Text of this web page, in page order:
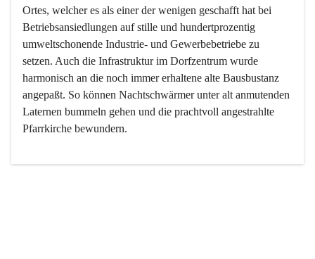
Ortes, welcher es als einer der wenigen geschafft hat bei
Betriebsansiedlungen auf stille und hundertprozentig
umweltschonende Industrie- und Gewerbebetriebe zu
setzen. Auch die Infrastruktur im Dorfzentrum wurde
harmonisch an die noch immer erhaltene alte Bausbustanz
angepaßt. So können Nachtschwärmer unter alt anmutenden
Laternen bummeln gehen und die prachtvoll angestrahlte
Pfarrkirche bewundern.
Der Weinbau dominert heute nicht mehr, ist aber integrativer